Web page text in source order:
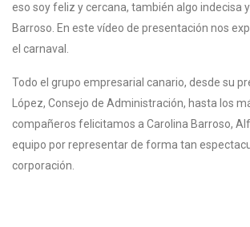
eso soy feliz y cercana, también algo indecisa
Barroso. En este vídeo de presentación nos
el carnaval.
Todo el grupo empresarial canario, desde su
López, Consejo de Administración, hasta los
compañeros felicitamos a Carolina Barroso,
equipo por representar de forma tan
corporación.